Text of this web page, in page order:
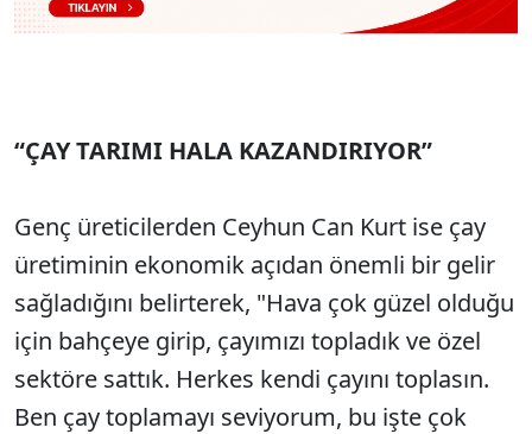
“ÇAY TARIMI HALA KAZANDIRIYOR”
Genç üreticilerden Ceyhun Can Kurt ise çay
üretiminin ekonomik açıdan önemli bir gelir
sağladığını belirterek, "Hava çok güzel olduğu
için bahçeye girip, çayımızı topladık ve özel
sektöre sattık. Herkes kendi çayını toplasın.
Ben çay toplamayı seviyorum, bu işte çok